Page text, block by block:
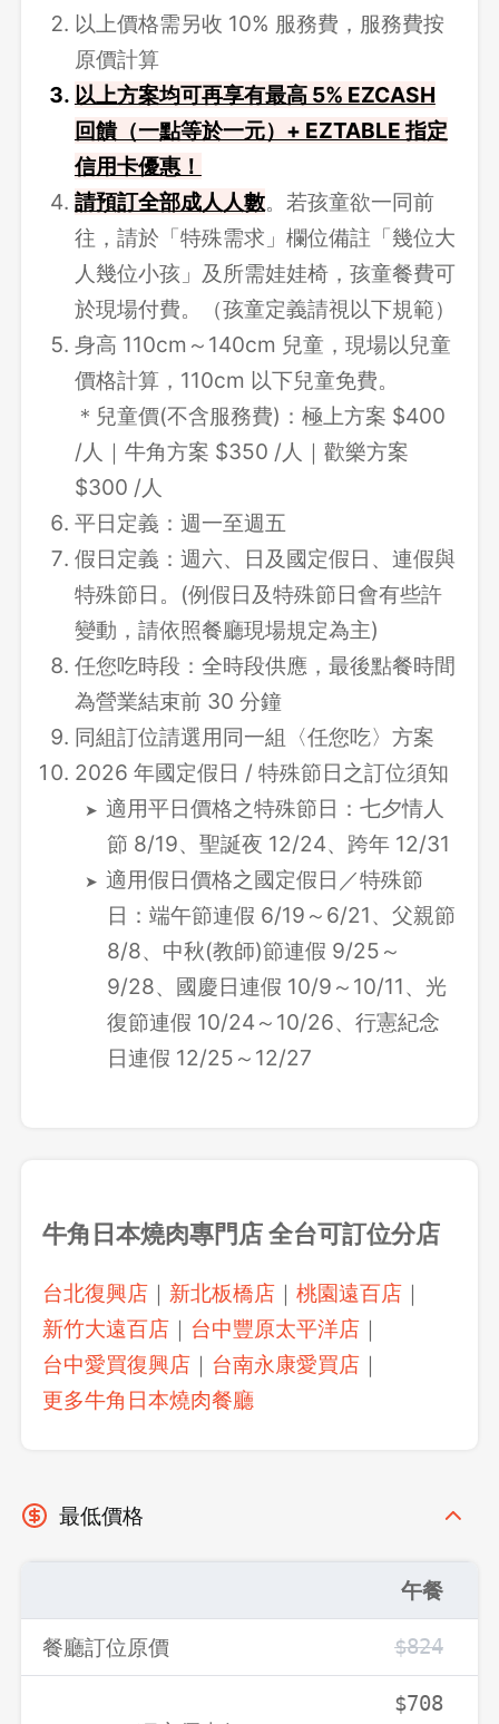
以上價格需另收 10% 服務費，服務費按
原價計算
以上方案均可再享有最高 5% EZCASH
回饋（一點等於一元）+ EZTABLE 指定
信用卡優惠！
請預訂全部成人人數。若孩童欲一同前
往，請於「特殊需求」欄位備註「幾位大
人幾位小孩」及所需娃娃椅，孩童餐費可
於現場付費。（孩童定義請視以下規範）
身高 110cm～140cm 兒童，現場以兒童
價格計算，110cm 以下兒童免費。
＊兒童價(不含服務費)：極上方案 $400
/人｜牛角方案 $350 /人｜歡樂方案
$300 /人
平日定義：週一至週五
假日定義：週六、日及國定假日、連假與
特殊節日。(例假日及特殊節日會有些許
變動，請依照餐廳現場規定為主)
任您吃時段：全時段供應，最後點餐時間
為營業結束前 30 分鐘
同組訂位請選用同一組〈任您吃〉方案
2026 年國定假日 / 特殊節日之訂位須知
適用平日價格之特殊節日：七夕情人
節 8/19、聖誕夜 12/24、跨年 12/31
適用假日價格之國定假日／特殊節
日：端午節連假 6/19～6/21、父親節
8/8、中秋(教師)節連假 9/25～
9/28、國慶日連假 10/9～10/11、光
復節連假 10/24～10/26、行憲紀念
日連假 12/25～12/27
牛角日本燒肉專門店 全台可訂位分店
台北復興店 ｜ 新北板橋店 ｜桃園遠百店 ｜
新竹大遠百店 ｜ 台中豐原太平洋店 ｜
台中愛買復興店 ｜ 台南永康愛買店 ｜
更多牛角日本燒肉餐廳
最低價格
午餐
餐廳訂位原價 $824
$708